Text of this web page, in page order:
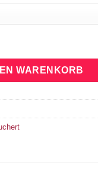
WARENKORB